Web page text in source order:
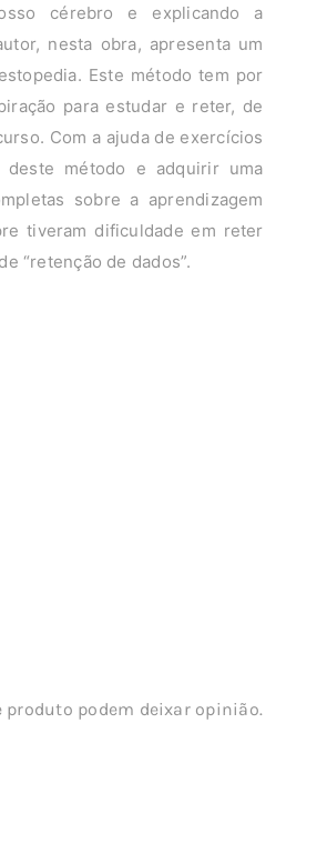
cérebro e explicando a
nesta obra, apresenta um
Este método tem por
para estudar e reter, de
Com a ajuda de exercícios
deste método e adquirir uma
sobre a aprendizagem
tiveram dificuldade em reter
“retenção de dados”.
podem deixar opinião.